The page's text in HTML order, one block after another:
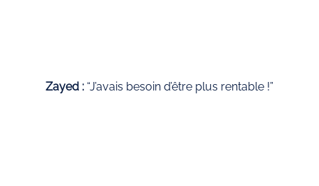
Zayed : “J’avais besoin d’être plus rentable !”